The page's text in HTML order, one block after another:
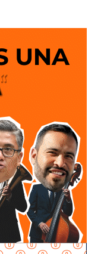
fiscalía. De acuerdo
contra del
implementación de
líneas
de los